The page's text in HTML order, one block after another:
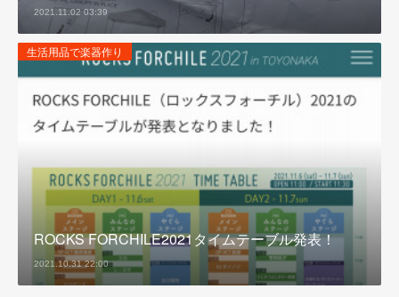
2021.11.02 03:39
生活用品で楽器作り
ROCKS FORCHILE2021タイムテーブル発表！
2021.10.31 22:00